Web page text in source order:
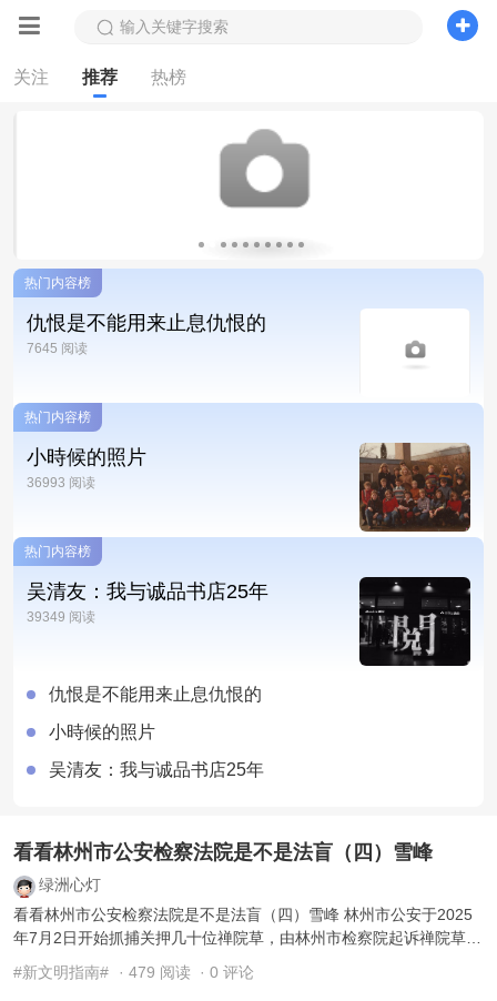
输入关键字搜索
关注 推荐 热榜
热门内容榜
仇恨是不能用来止息仇恨的
7645 阅读
热门内容榜
小時候的照片
36993 阅读
热门内容榜
吴清友：我与诚品书店25年
39349 阅读
仇恨是不能用来止息仇恨的
小時候的照片
吴清友：我与诚品书店25年
看看林州市公安检察法院是不是法盲（四）雪峰
绿洲心灯
看看林州市公安检察法院是不是法盲（四）雪峰 林州市公安于2025
年7月2日开始抓捕关押几十位禅院草，由林州市检察院起诉禅院草，
于2026年6月15日由林州市 ...
#新文明指南# · 479 阅读 · 0 评论